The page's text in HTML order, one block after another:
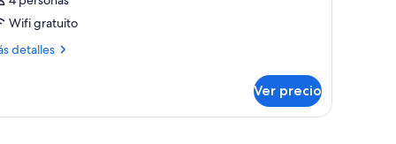
Wifi gratuito
detalles
Ver precio